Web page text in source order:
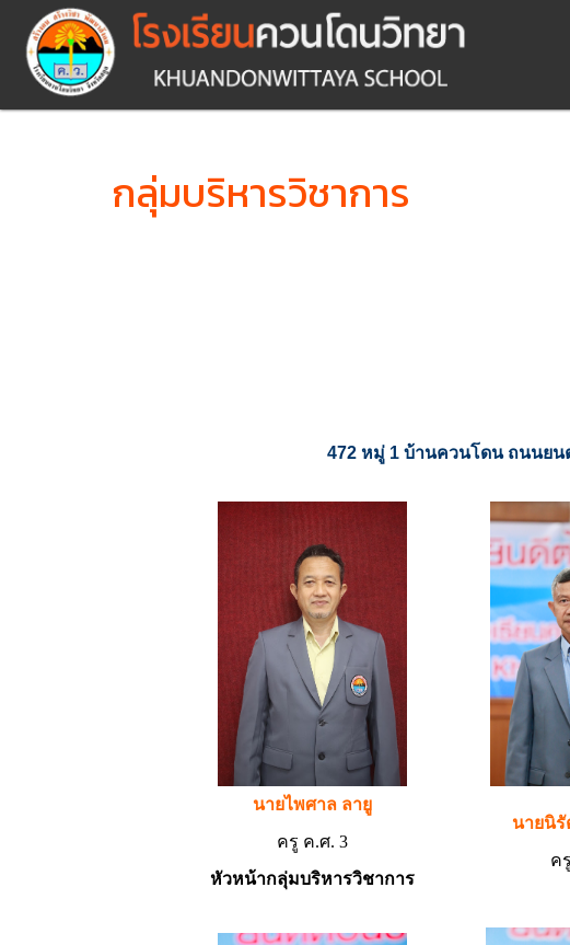
กลุ่มบริหารวิชาการ
472 หมู่ 1 บ้านควนโดน ถนนยน
นายไพศาล ลายู
ครู ค.ศ. 3
หัวหน้ากลุ่มบริหารวิชาการ
นายนิรั
ค